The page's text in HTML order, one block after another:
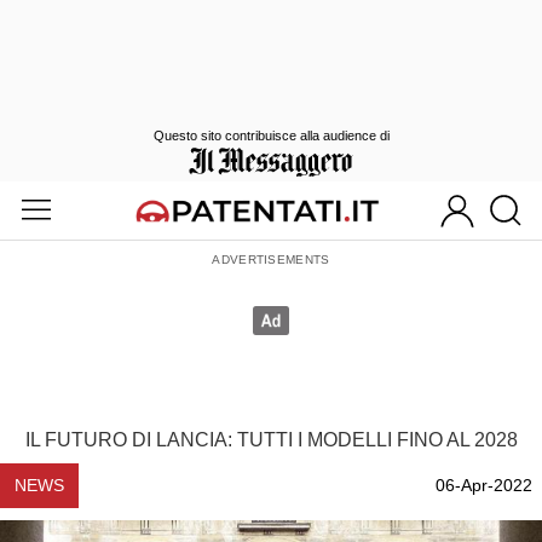
IL FUTURO DI LANCIA: TUTTI I MODELLI FINO AL 2028
NEWS 06-Apr-2022
Questo sito contribuisce alla audience di